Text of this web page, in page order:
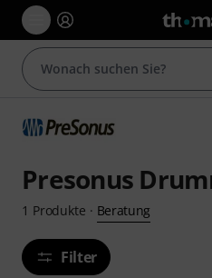
Presonus
1 Produkte · Beratung
Filter